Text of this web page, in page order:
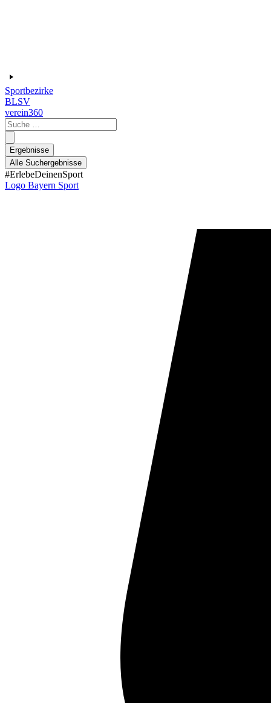
Sportbezirke
BLSV
verein360
Search
...
Ergebnisse
Alle Suchergebnisse
#ErlebeDeinenSport
Logo Bayern Sport